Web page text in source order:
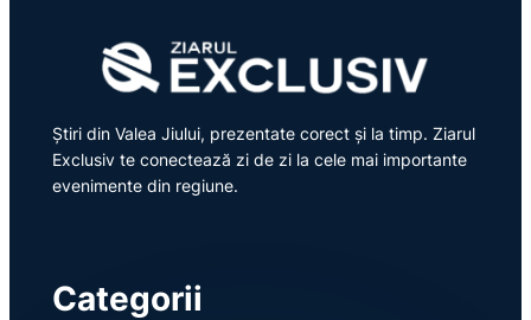
Știri din Valea Jiului, prezentate corect și la timp. Ziarul
Exclusiv te conectează zi de zi la cele mai importante
evenimente din regiune.
Categorii